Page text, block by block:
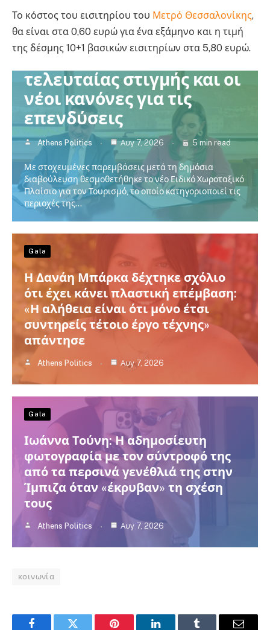
Το κόστος του εισιτηρίου του Μετρό Θεσσαλονίκης,
θα είναι στα 0,60 ευρώ για ένα εξάμηνο και η τιμή
της δέσμης 10+1 βασικών εισιτηρίων στα 5,80 ευρώ.
Πολιτική Ελλάδα Κοινωνία
Νέο χωροταξικό για τον
τουρισμό: Οι αλλαγές της
τελευταίας στιγμής και οι
νέοι κανόνες για τις
επενδύσεις
Athens Politics Αυγ 7, 2026 5 min read
Με στοχευμένες παρεμβάσεις μετά τη δημόσια
διαβούλευση θεσμοθετήθηκε το νέο Ειδικό Χωροταξικό
Πλαίσιο για τον Τουρισμό, το οποίο κατηγοριοποιεί τις
περιοχές της…
Gala
Η Δανάη Μπάρκα δέχτηκε σχόλιο
ότι έχει κάνει πλαστική επέμβαση:
«Η αλήθεια είναι ότι μόνο έτσι
συντηρείς τέτοιο έργο τέχνης»
απάντησε
Athens Politics Αυγ 7, 2026
Gala
Ιωάννα Τούνη: Η αδημοσίευτη
φωτογραφία με τον σύντροφό της
από τα περσινά γενέθλιά της στην
Ίμπιζα όταν «έκρυβαν» τη σχέση
τους
Athens Politics Αυγ 7, 2026
κοινωνία